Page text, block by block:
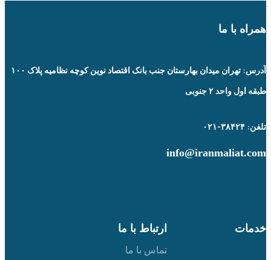
همراه با ما
آدرس: تهران میدان بهارستان جنب بانک اقتصاد نوین کوچه نظامیه پلاک ۱۰۰
طبقه اول واحد ۲ جنوبی
تلفن: ۳۸۴۲۴-۰۲۱
info@iranmaliat.com
خدمات ارتباط با ما
تماس با ما